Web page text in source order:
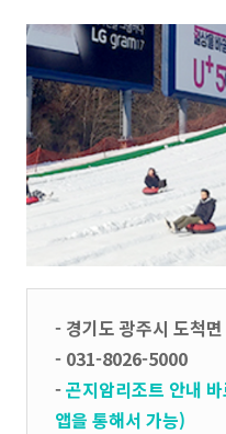
- 경기도 광주시 도척
- 031-8026-5000
-곤지암리조트 안내
앱을 통해서 가능)